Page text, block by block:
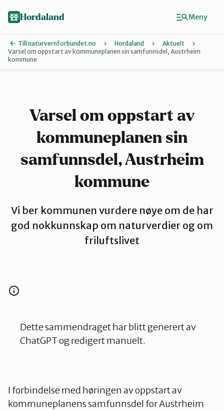
Bergen
Bjørnafjorden
Hardanger
Vaksdal
Hordaland
Till naturvernforbundet.no Hordaland
Aktuelt
Varsel om oppstart av kommuneplanen sin samfunnsdel, Austrheim
kommune
Varsel om oppstart av
kommuneplanen sin
samfunnsdel, Austrheim
kommune
Vi ber kommunen vurdere nøye om de har
god nokkunnskap om naturverdier og om
friluftslivet
Dette sammendraget har blitt generert av
ChatGPT og redigert manuelt.
I forbindelse med høringen av oppstart av
kommuneplanens samfunnsdel for Austrheim